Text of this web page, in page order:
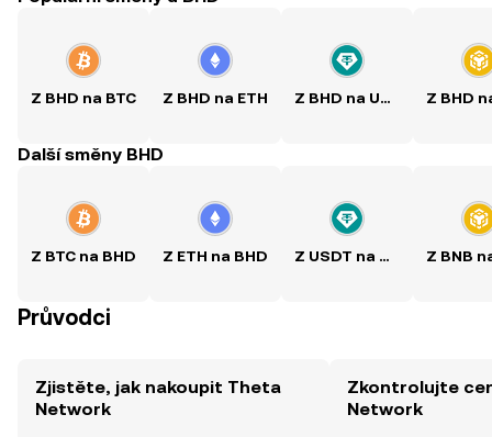
Z BHD na BTC Z BHD na ETH Z BHD na USDT
Další směny BHD
Z BTC na BHD Z ETH na BHD Z USDT na BHD
Průvodci
Zjistěte, jak nakoupit Theta
Network
Zkontrolujte
Network